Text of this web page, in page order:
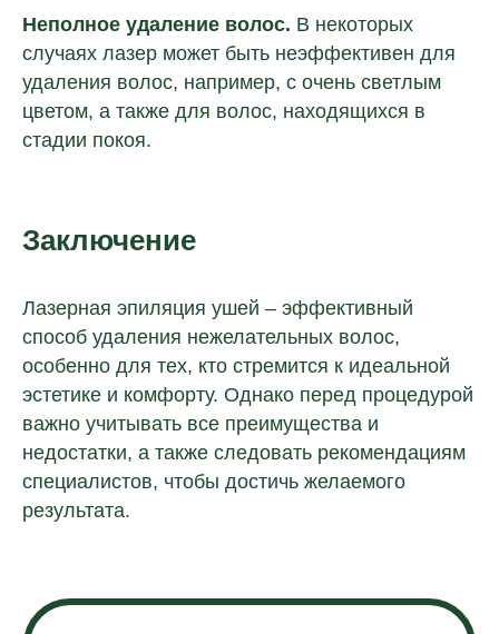
Неполное удаление волос. В некоторых
случаях лазер может быть неэффективен для
удаления волос, например, с очень светлым
цветом, а также для волос, находящихся в
стадии покоя.
Заключение
Лазерная эпиляция ушей – эффективный
способ удаления нежелательных волос,
особенно для тех, кто стремится к идеальной
эстетике и комфорту. Однако перед процедурой
важно учитывать все преимущества и
недостатки, а также следовать рекомендациям
специалистов, чтобы достичь желаемого
результата.